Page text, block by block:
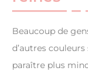
Beaucoup de
d’autres
paraître plus